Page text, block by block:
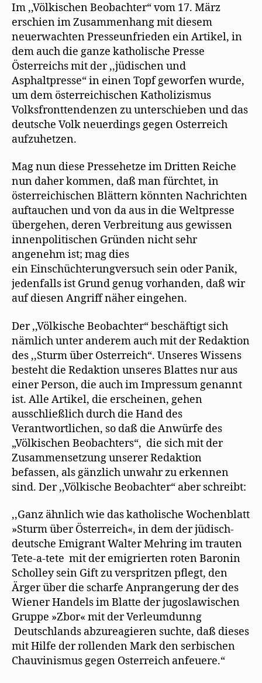
Im ,,Völkischen Beobachter“ vom 17. März
erschien im Zusammenhang mit diesem
neuerwachten Presseunfrieden ein Artikel, in
dem auch die ganze katholische Presse
Österreichs mit der ,,jüdischen und
Asphaltpresse“ in einen Topf geworfen wurde,
um dem österreichischen Katholizismus
Volksfronttendenzen zu unterschieben und das
deutsche Volk neuerdings gegen Osterreich
aufzuhetzen.
Mag nun diese Pressehetze im Dritten Reiche
nun daher kommen, daß man fürchtet, in
österreichischen Blättern könnten Nachrichten
auftauchen und von da aus in die Weltpresse
übergehen, deren Verbreitung aus gewissen
innenpolitischen Gründen nicht sehr
angenehm ist; mag dies
ein Einschüchterungversuch sein oder Panik,
jedenfalls ist Grund genug vorhanden, daß wir
auf diesen Angriff näher eingehen.
Der ,,Völkische Beobachter“ beschäftigt sich
nämlich unter anderem auch mit der Redaktion
des ,,Sturm über Osterreich“. Unseres Wissens
besteht die Redaktion unseres Blattes nur aus
einer Person, die auch im Impressum genannt
ist. Alle Artikel, die erscheinen, gehen
ausschließlich durch die Hand des
Verantwortlichen, so daß die Anwürfe des
„Völkischen Beobachters“, die sich mit der
Zusammensetzung unserer Redaktion
befassen, als gänzlich unwahr zu erkennen
sind. Der ,,Völkische Beobachter“ aber schreibt:
,,Ganz ähnlich wie das katholische Wochenblatt
»Sturm über Österreich«, in dem der jüdisch-
deutsche Emigrant Walter Mehring im trauten
Tete-a-tete mit der emigrierten roten Baronin
Scholley sein Gift zu verspritzen pflegt, den
Ärger über die scharfe Anprangerung der des
Wiener Handels im Blatte der jugoslawischen
Gruppe »Zbor« mit der Verleumdunng
Deutschlands abzureagieren suchte, daß dieses
mit Hilfe der rollenden Mark den serbischen
Chauvinismus gegen Osterreich anfeuere.“